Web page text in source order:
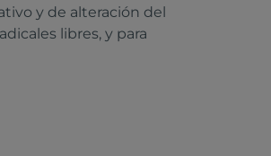
y de alteración del
libres, y para